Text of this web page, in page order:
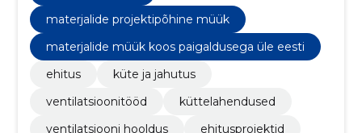
materjalide projektipõhine müük
materjalide müük koos paigaldusega üle eesti
ehitus
küte ja jahutus
ventilatsioonitööd
küttelahendused
ventilatsiooni hooldus
ehitusprojektid